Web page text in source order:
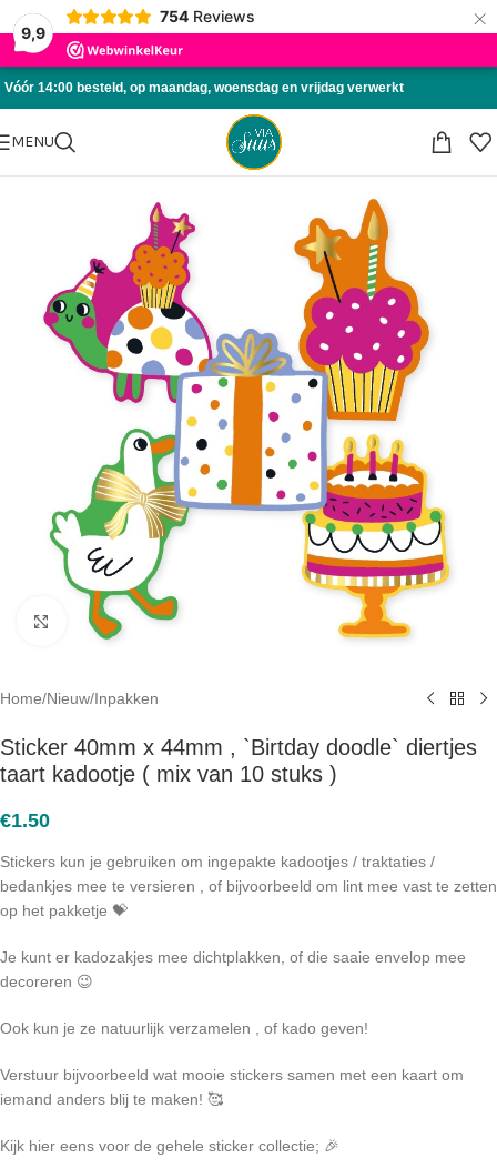
9,9
754 Reviews ×
Skip to navigation
Skip to main content
Vóór 14:00 besteld, op maandag, woensdag en vrijdag verwerkt
MENU
Click to enlarge
Home/Nieuw/Inpakken
Sticker 40mm x 44mm , `Birtday doodle` diertjes
taart kadootje ( mix van 10 stuks )
€1.50
Stickers kun je gebruiken om ingepakte kadootjes / traktaties /
bedankjes mee te versieren , of bijvoorbeeld om lint mee vast te zetten
op het pakketje 💝
Je kunt er kadozakjes mee dichtplakken, of die saaie envelop mee
decoreren 😉
Ook kun je ze natuurlijk verzamelen , of kado geven!
Verstuur bijvoorbeeld wat mooie stickers samen met een kaart om
iemand anders blij te maken! 🥰
Kijk hier eens voor de gehele sticker collectie; 🎉